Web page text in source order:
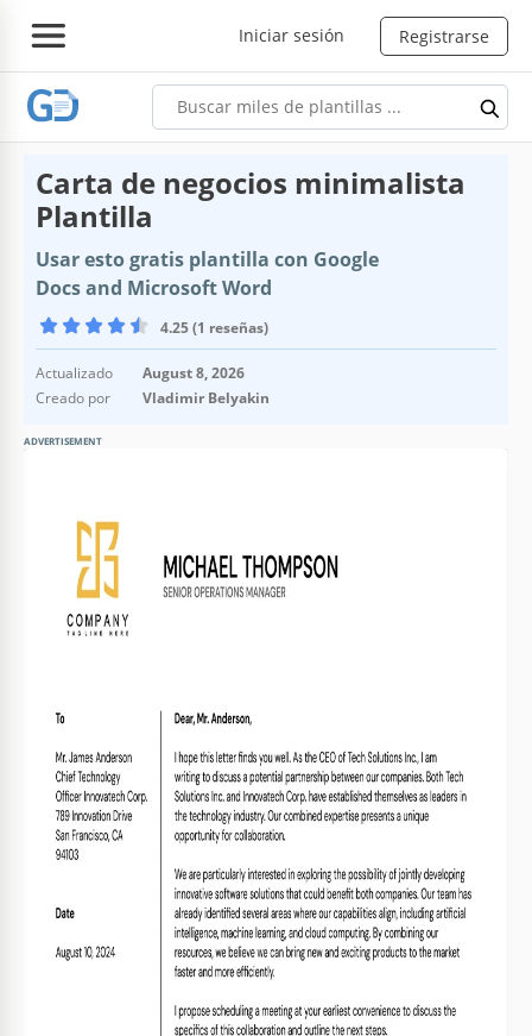
Iniciar sesión Registrarse
Carta de negocios minimalista
Plantilla
Usar esto gratis plantilla con Google
Docs and Microsoft Word
4.25 (1 reseñas)
Actualizado
August 8, 2026
Creado por
Vladimir Belyakin
ADVERTISEMENT